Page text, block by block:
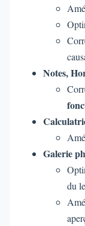
Notes,
Galerie
du